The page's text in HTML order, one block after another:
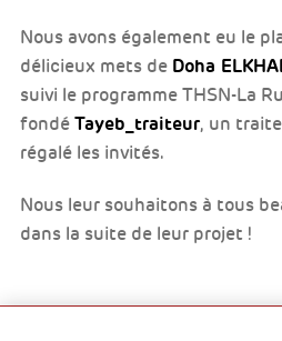
Nous avons également eu le
délicieux mets de Doha
suivi le programme THSN-La
fondé Tayeb_traiteur, un
régalé les invités.
Nous leur souhaitons à tous
dans la suite de leur projet !